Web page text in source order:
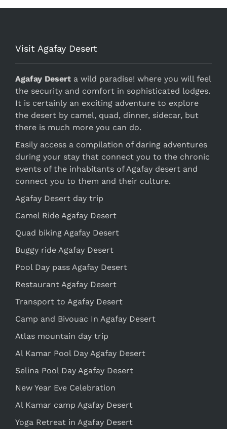
Visit Agafay Desert
Agafay Desert a wild paradise! where you will feel
the security and comfort in sophisticated lodges.
It is certainly an exciting adventure to explore
the desert by camel, quad, dinner, sidecar, but
there is much more you can do.
Easily access a compilation of daring adventures
during your stay that connect you to the chronic
events of the inhabitants of Agafay desert and
connect you to them and their culture.
Agafay Desert day trip
Camel Ride Agafay Desert
Quad biking Agafay Desert
Buggy ride Agafay Desert
Pool Day pass Agafay Desert
Restaurant Agafay Desert
Transport to Agafay Desert
Camp and Bivouac In Agafay Desert
Atlas mountain day trip
Al Kamar Pool Day Agafay Desert
Selina Pool Day Agafay Desert
New Year Eve Celebration
Al Kamar camp Agafay Desert
Yoga Retreat in Agafay Desert